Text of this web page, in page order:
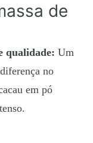
de
qualidade: Um
no
em pó